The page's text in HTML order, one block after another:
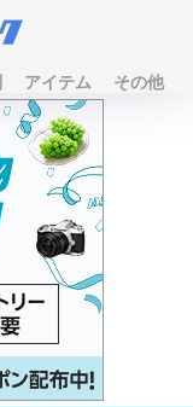
アイテム その他